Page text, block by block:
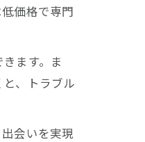
価格で専門
ます。ま
、トラブル
会いを実現